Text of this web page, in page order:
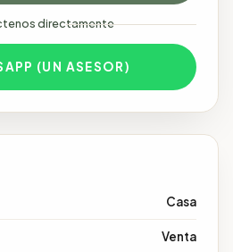
directamente
(UN ASESOR)
Casa
Venta